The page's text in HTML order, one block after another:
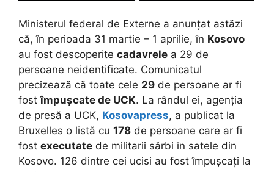
Ministerul federal de Externe a anunțat astăzi
că, în perioada 31 martie – 1 aprilie, în Kosovo
au fost descoperite cadavrele a 29 de
persoane neidentificate. Comunicatul
precizează că toate cele 29 de persoane ar fi
fostîmpușcate de UCK. La rândul ei, agenția
de presă a UCK, Kosovapress, a publicat la
Bruxelles o listă cu 178 de persoane care ar fi
fost executate de militarii sârbi în satele din
Kosovo. 126 dintre cei ucisi au fost împușcați la